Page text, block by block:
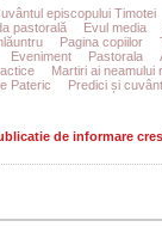
episcopului Timotei
pastorală Evul media
Pagina copiilor
Eveniment Pastorala
Martiri ai neamului
Pateric Predici și
de informare